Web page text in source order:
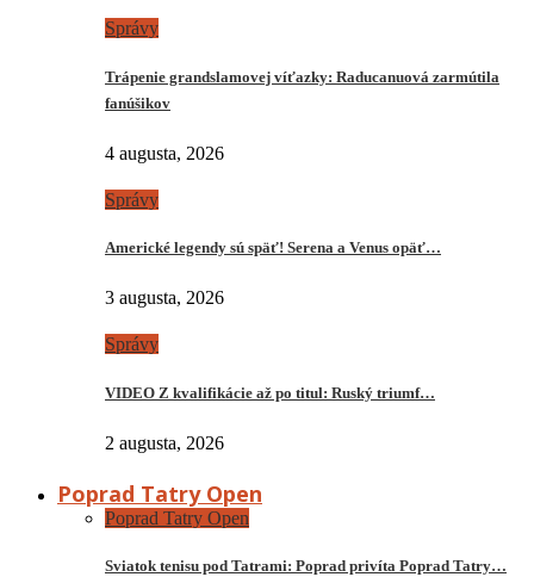
Správy
Trápenie grandslamovej víťazky: Raducanuová zarmútila
fanúšikov
4 augusta, 2026
Správy
Americké legendy sú späť! Serena a Venus opäť…
3 augusta, 2026
Správy
VIDEO Z kvalifikácie až po titul: Ruský triumf…
2 augusta, 2026
Poprad Tatry Open
Poprad Tatry Open
Sviatok tenisu pod Tatrami: Poprad privíta Poprad Tatry…